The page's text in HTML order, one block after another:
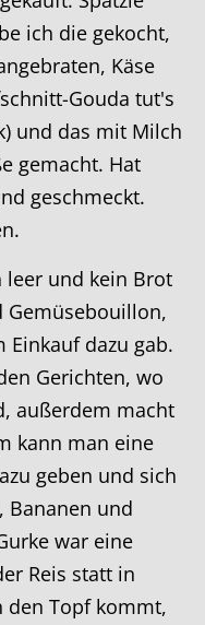
ich die gekocht,
Käse
Gouda tut's
und das mit Milch
gemacht. Hat
geschmeckt.
leer und kein Brot
Gemüsebouillon,
Einkauf dazu gab.
Gerichten, wo
außerdem macht
kann man eine
geben und sich
Bananen und
war eine
Reis statt in
den Topf kommt,